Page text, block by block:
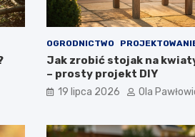
OGRODNICTWO
Jak zrobić stojak na
– prosty projekt DIY
19 lipca 2026 Ola